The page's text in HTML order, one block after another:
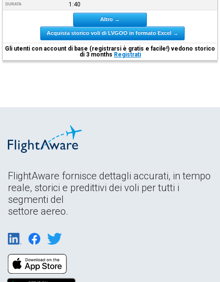
DURATA 1:40
Altro →
Acquista storico voli di LVGOO in formato Excel →
Gli utenti con account di base (registrarsi è gratis e facile!) vedono storico
di 3 months Registrati
FlightAware fornisce dettagli accurati, in tempo
reale, storici e predittivi dei voli per tutti i
segmenti del
settore aereo.